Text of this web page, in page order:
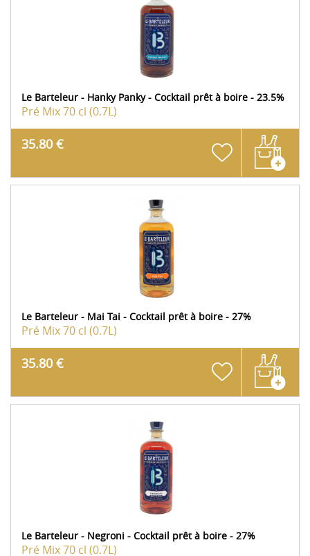
Le Barteleur - Hanky Panky - Cocktail prêt à boire - 23.5%
Pré Mix70 cl (0.7L)
35.80 €
Le Barteleur - Mai Tai - Cocktail prêt à boire - 27%
Pré Mix70 cl (0.7L)
35.80 €
Le Barteleur - Negroni - Cocktail prêt à boire - 27%
Pré Mix70 cl (0.7L)